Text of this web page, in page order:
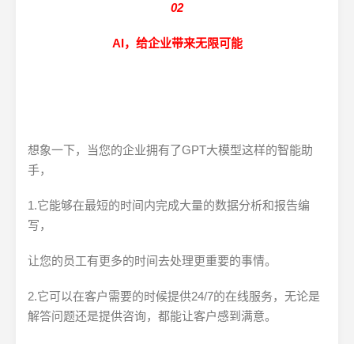
02
AI，给企业带来无限可能
想象一下，当您的企业拥有了GPT大模型这样的智能助
手，
1.它能够在最短的时间内完成大量的数据分析和报告编
写，
让您的员工有更多的时间去处理更重要的事情。
2.它可以在客户需要的时候提供24/7的在线服务，无论是
解答问题还是提供咨询，都能让客户感到满意。